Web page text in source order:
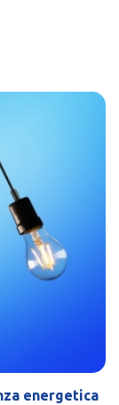
energetica